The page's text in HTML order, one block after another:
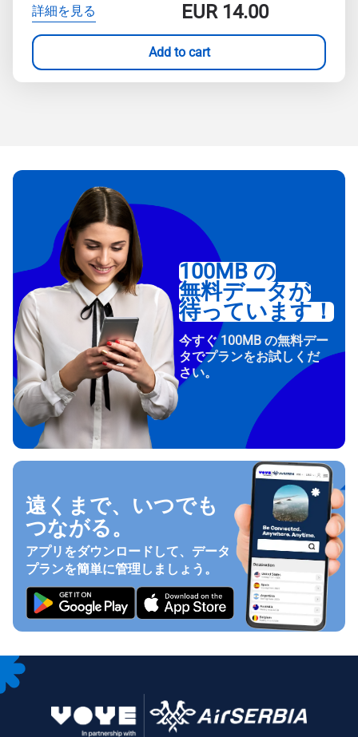
詳細を見る EUR14.00
Add to cart
100MB の
無料データが
待っています！
今すぐ 100MB の無料デー
タでプランをお試しくだ
さい。
遠くまで、いつでも
つながる。
アプリをダウンロードして、データ
プランを簡単に管理しましょう。